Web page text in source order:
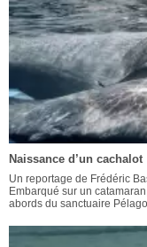
Naissance d’un cachalot
Un reportage de Frédéric
Embarqué sur un
abords du sanctuaire